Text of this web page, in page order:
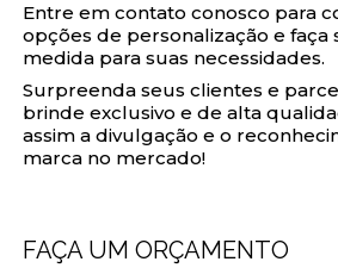
Entre em contato conosco para
opções de personalização e faça
medida para suas necessidades.
Surpreenda seus clientes e
brinde exclusivo e de alta
assim a divulgação e o
marca no mercado!
FAÇA UM ORÇAMENTO